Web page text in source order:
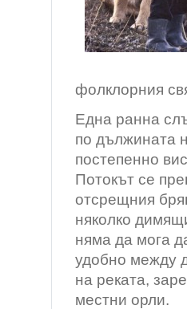
фолклорния
Една ранна
по дължината
постепенно
Потокът се
отсрещния
няколко
няма да мога
удобно между
на реката,
местни орли.